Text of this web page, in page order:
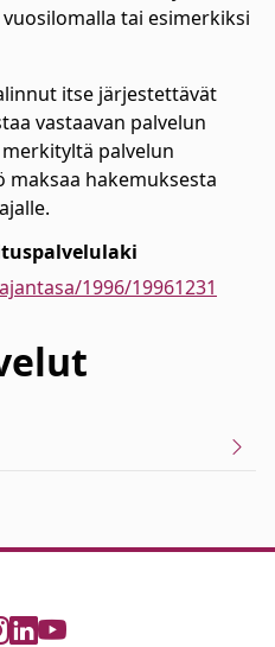
tai esimerkiksi
itse järjestettävät
vastaavan palvelun
palvelun
hakemuksesta
1996/19961231